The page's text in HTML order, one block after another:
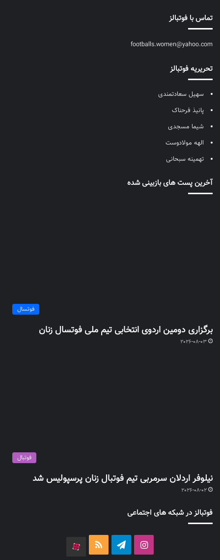
تماس با فوتبالز
footballs.women@yahoo.com
تحریریه فوتبالز
سهیل سعادتمندی
پانیذ فرحناک
شیما مسجدی
الهه مولادوست
تهمینه سبحانی
آخرین پست های بازبینی شده
فوتسال
برگزاری دومین اردوی انتخابی تیم ملی فوتسال زنان
2026-08-03
فوتبال
نیلوفر اردلان سرمربی تیم فوتبال زنان پرسپولیس شد
2026-08-02
فوتبالز در شبکه های اجتماعی
اینستاگرامتلگرام خوراک